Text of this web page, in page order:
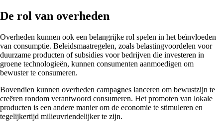
De rol van overheden
Overheden kunnen ook een belangrijke rol spelen in het beïnvloeden
van consumptie. Beleidsmaatregelen, zoals belastingvoordelen voor
duurzame producten of subsidies voor bedrijven die investeren in
groene technologieën, kunnen consumenten aanmoedigen om
bewuster te consumeren.
Bovendien kunnen overheden campagnes lanceren om bewustzijn te
creëren rondom verantwoord consumeren. Het promoten van lokale
producten is een andere manier om de economie te stimuleren en
tegelijkertijd milieuvriendelijker te zijn.